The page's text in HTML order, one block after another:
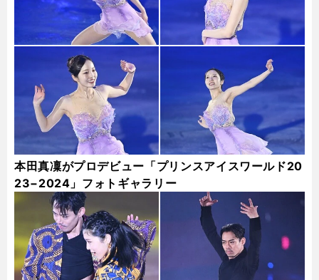
本田真凜がプロデビュー「プリンスアイスワールド20
23−2024」フォトギャラリー